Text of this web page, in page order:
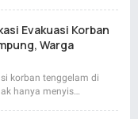
Evakuasi Korban
Warga
korban tenggelam di
hanya menyis…